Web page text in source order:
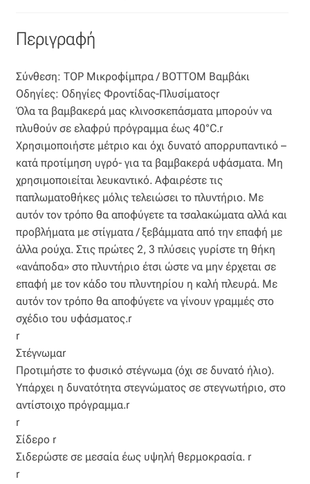
Λονέτα
Μουσελίνα
Μπροκάρ
Οργάντζα
Οργάντζα διπλή
Οργάντζα με κέντημα
Οργάντζα με ταφτά
Οργάντζα με φλοκ
Οργάντζα μεταξωτή
Οργάντζα τσαλακωτή
Περιγραφή
Σύνθεση: TOP Μικροφίμπρα / BOTTOM Βαμβάκι
Οδηγίες: Οδηγίες Φροντίδας-Πλυσίματοςr
Όλα τα βαμβακερά μας κλινοσκεπάσματα μπορούν να
πλυθούν σε ελαφρύ πρόγραμμα έως 40°C.r
Χρησιμοποιήστε μέτριο και όχι δυνατό απορρυπαντικό –
κατά προτίμηση υγρό- για τα βαμβακερά υφάσματα. Μη
χρησιμοποιείται λευκαντικό. Αφαιρέστε τις
παπλωματοθήκες μόλις τελειώσει το πλυντήριο. Με
αυτόν τον τρόπο θα αποφύγετε τα τσαλακώματα αλλά και
προβλήματα με στίγματα / ξεβάμματα από την επαφή με
άλλα ρούχα. Στις πρώτες 2, 3 πλύσεις γυρίστε τη θήκη
«ανάποδα» στο πλυντήριο έτσι ώστε να μην έρχεται σε
επαφή με τον κάδο του πλυντηρίου η καλή πλευρά. Με
αυτόν τον τρόπο θα αποφύγετε να γίνουν γραμμές στο
σχέδιο του υφάσματος.r
r
Στέγνωμαr
Προτιμήστε το φυσικό στέγνωμα (όχι σε δυνατό ήλιο).
Υπάρχει η δυνατότητα στεγνώματος σε στεγνωτήριο, στο
αντίστοιχο πρόγραμμα.r
r
Σίδερο r
Σιδερώστε σε μεσαία έως υψηλή θερμοκρασία. r
r